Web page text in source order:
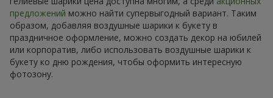
предложений можно найти супервыгодный вариант. Таким
образом, добавляя воздушные шарики к букету в
праздничное оформление, можно создать декор на юбилей
или корпоратив, либо использовать воздушные шарики к
букету ко дню рождения, чтобы оформить интересную
фотозону.